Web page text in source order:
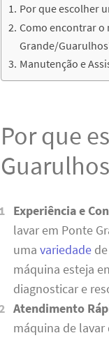
Por que escolher
Como encontrar o
Grande/
Manutenção e
Por que
Experiência e
lavar em Ponte
umavariedade
máquina esteja
diagnosticar e
Atendimento
máquina de lavar